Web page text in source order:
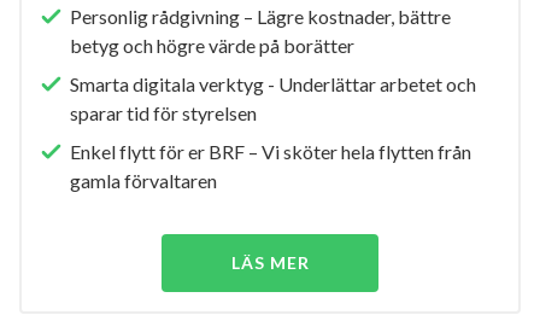
Personlig rådgivning – Lägre kostnader, bättre
betyg och högre värde på borätter
Smarta digitala verktyg - Underlättar arbetet och
sparar tid för styrelsen
Enkel flytt för er BRF – Vi sköter hela flytten från
gamla förvaltaren
LÄS MER